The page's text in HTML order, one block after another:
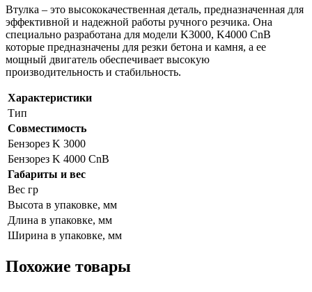
Втулка – это высококачественная деталь, предназначенная для
эффективной и надежной работы ручного резчика. Она
специально разработана для модели K3000, K4000 CnB
которые предназначены для резки бетона и камня, а ее
мощный двигатель обеспечивает высокую
производительность и стабильность.
Характеристики
Тип
Совместимость
Бензорез K 3000
Бензорез K 4000 CnB
Габариты и вес
Вес гр
Высота в упаковке, мм
Длина в упаковке, мм
Ширина в упаковке, мм
Похожие товары